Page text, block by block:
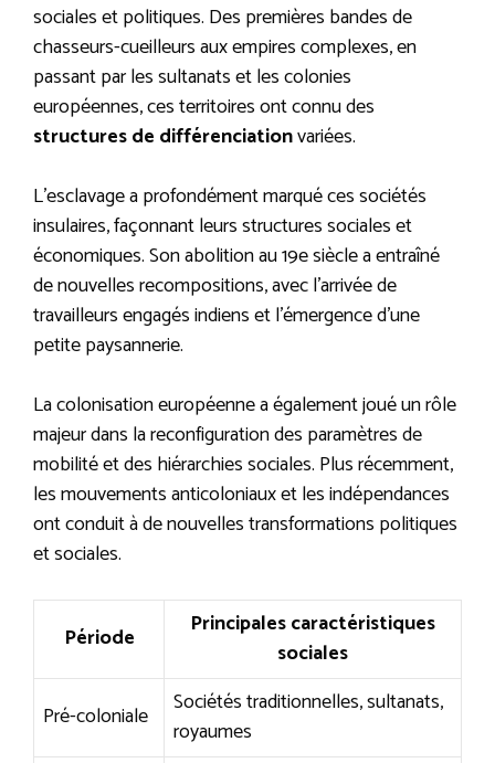
sociales et politiques. Des premières bandes de
chasseurs-cueilleurs aux empires complexes, en
passant par les sultanats et les colonies
européennes, ces territoires ont connu des
structures de différenciationvariées.
L’esclavage a profondément marqué ces sociétés
insulaires, façonnant leurs structures sociales et
économiques. Son abolition au 19e siècle a entraîné
de nouvelles recompositions, avec l’arrivée de
travailleurs engagés indiens et l’émergence d’une
petite paysannerie.
La colonisation européenne a également joué un rôle
majeur dans la reconfiguration des paramètres de
mobilité et des hiérarchies sociales. Plus récemment,
les mouvements anticoloniaux et les indépendances
ont conduit à de nouvelles transformations politiques
et sociales.
Période
Principales caractéristiques
sociales
Pré-coloniale
Sociétés traditionnelles, sultanats,
royaumes